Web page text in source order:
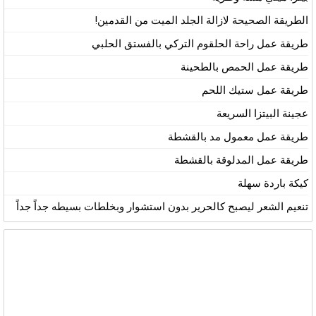
الطريقة الصحيحة لازالة الجلد الميت من القدمين!
طريقة عمل راحة الحلقوم التركي بالفستق الحلبي
طريقة عمل الحمص بالطحينة
طريقة عمل ستيك اللحم
عجينة البيتزا السريعة
طريقة عمل معمول مد بالقشطة
طريقة عمل المدلوقة بالقشطة
كيكة باردة سهلة
تنعيم الشعر ليصبح كالحرير بدون استشوار وبخلطات بسيطه جداً جداً